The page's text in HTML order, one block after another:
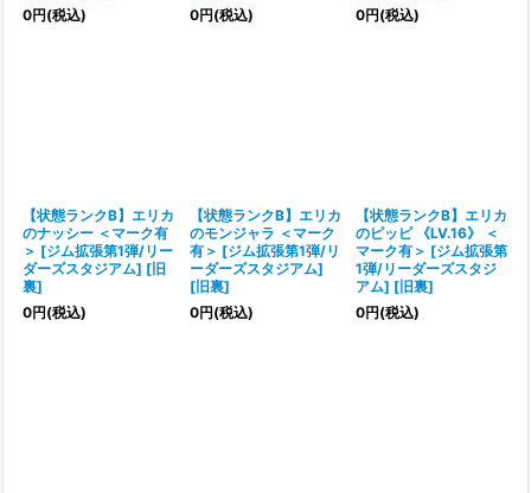
0円(税込)
0円(税込)
0円(税込)
【状態ランクB】エリカ
のナッシー ＜マーク有
＞ [ジム拡張第1弾/リー
ダーズスタジアム] [旧
裏]
0円(税込)
【状態ランクB】エリカ
のモンジャラ ＜マーク
有＞ [ジム拡張第1弾/リ
ーダーズスタジアム]
[旧裏]
0円(税込)
【状態ランクB】エリカ
のピッピ 《LV.16》 ＜
マーク有＞ [ジム拡張第
1弾/リーダーズスタジ
アム] [旧裏]
0円(税込)